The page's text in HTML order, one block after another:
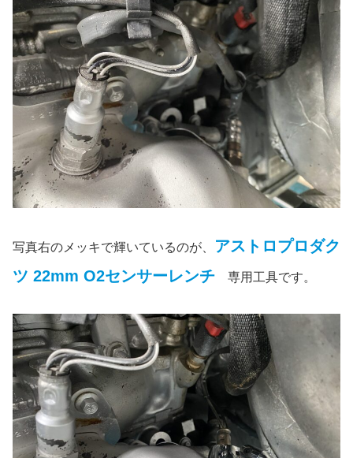
写真右のメッキで輝いているのが、
アストロプロダク
ツ 22mm O2センサーレンチ 専用工具です。